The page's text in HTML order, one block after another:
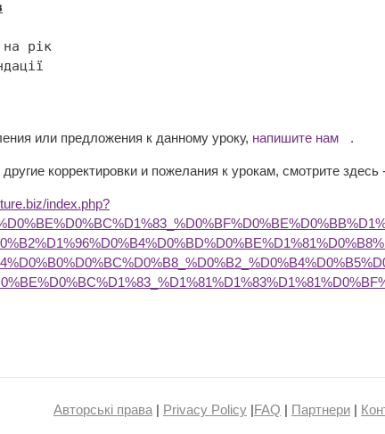
или предложения к данному уроку, напишите нам .
корректировки и пожелания к урокам, смотрите здесь
index.php?
Авторські права | Privacy Policy |FAQ | Партнери |